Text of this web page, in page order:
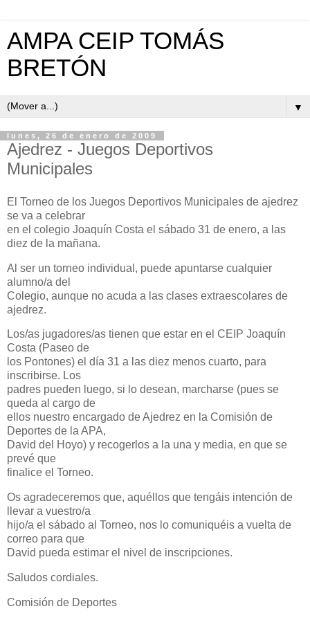
AMPA CEIP TOMÁS
BRETÓN
▼
lunes, 26 de enero de 2009
Ajedrez - Juegos Deportivos
Municipales
El Torneo de los Juegos Deportivos Municipales de ajedrez
se va a celebrar
en el colegio Joaquín Costa el sábado 31 de enero, a las
diez de la mañana.
Al ser un torneo individual, puede apuntarse cualquier
alumno/a del
Colegio, aunque no acuda a las clases extraescolares de
ajedrez.
Los/as jugadores/as tienen que estar en el CEIP Joaquín
Costa (Paseo de
los Pontones) el día 31 a las diez menos cuarto, para
inscribirse. Los
padres pueden luego, si lo desean, marcharse (pues se
queda al cargo de
ellos nuestro encargado de Ajedrez en la Comisión de
Deportes de la APA,
David del Hoyo) y recogerlos a la una y media, en que se
prevé que
finalice el Torneo.
Os agradeceremos que, aquéllos que tengáis intención de
llevar a vuestro/a
hijo/a el sábado al Torneo, nos lo comuniquéis a vuelta de
correo para que
David pueda estimar el nivel de inscripciones.
Saludos cordiales.
Comisión de Deportes